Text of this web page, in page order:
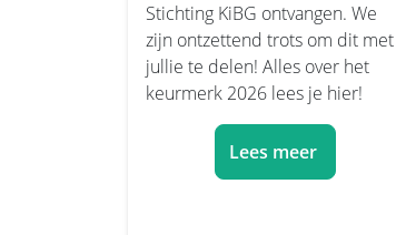
Stichting KiBG ontvangen. We
zijn ontzettend trots om dit met
jullie te delen! Alles over het
keurmerk 2026 lees je hier!
Lees meer